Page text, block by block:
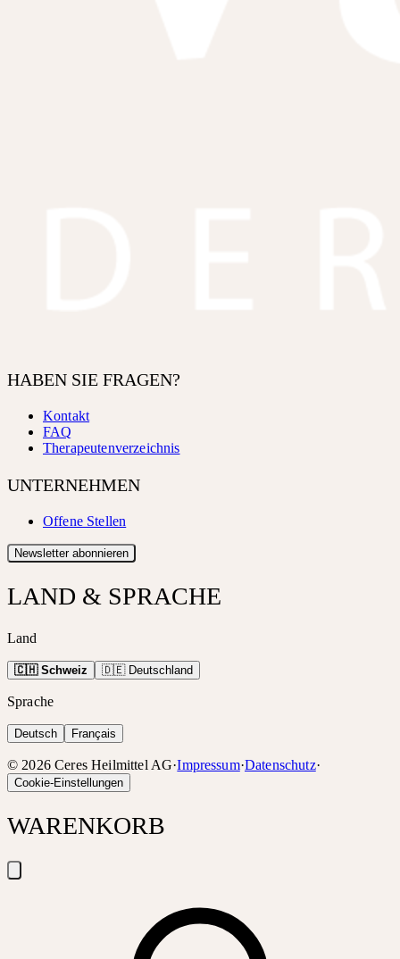
HABEN SIE FRAGEN?
Kontakt
FAQ
Therapeutenverzeichnis
UNTERNEHMEN
Offene Stellen
Newsletter abonnieren
LAND & SPRACHE
Land
🇨🇭 Schweiz 🇩🇪 Deutschland
Sprache
Deutsch Français
© 2026 Ceres Heilmittel AG·Impressum·Datenschutz·
Cookie-Einstellungen
WARENKORB